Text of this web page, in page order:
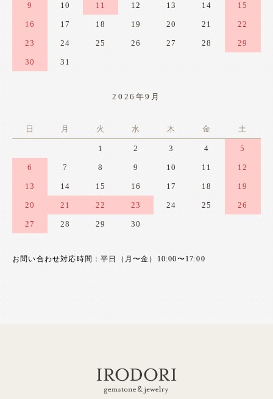
9 10 11 12 13 14 15
16 17 18 19 20 21 22
23 24 25 26 27 28 29
30 31
2026年9月
日 月 火 水 木 金 土
1 2 3 4 5
6 7 8 9 10 11 12
13 14 15 16 17 18 19
20 21 22 23 24 25 26
27 28 29 30
お問い合わせ対応時間：平日（月〜金）10:00〜17:00